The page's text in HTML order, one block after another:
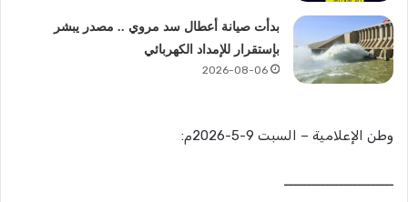
بدأت صيانة أعطال سد مروي .. مصدر يبشر
بإستقرار للإمداد الكهربائي
2026-08-06
وطن الإعلامية – السبت 9-5-2026م:
ــــــــــــــــــــــــ